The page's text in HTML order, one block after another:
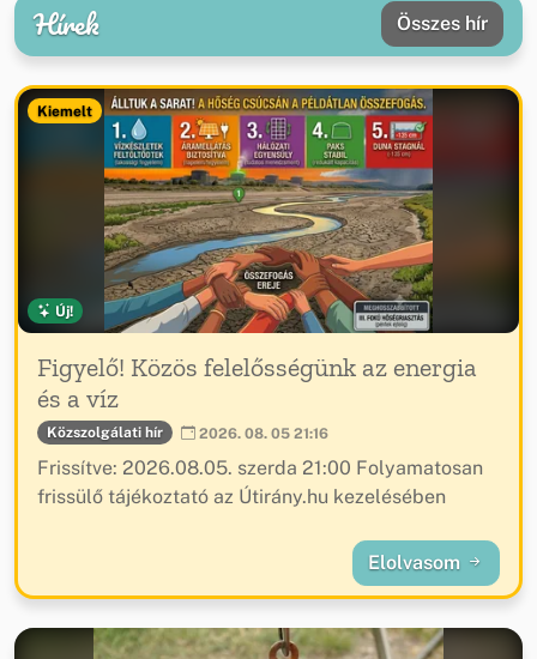
Hírek Összes hír
Kiemelt
Új!
Figyelő! Közös felelősségünk az energia
és a víz
Közszolgálati hír 2026. 08. 05 21:16
Frissítve: 2026.08.05. szerda 21:00 Folyamatosan
frissülő tájékoztató az Útirány.hu kezelésében
Elolvasom